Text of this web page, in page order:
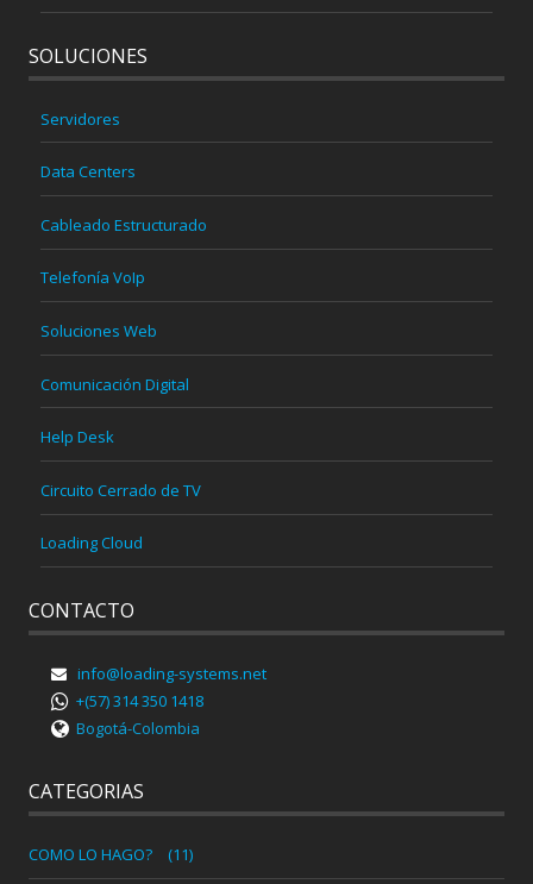
SOLUCIONES
Servidores
Data Centers
Cableado Estructurado
Telefonía VoIp
Soluciones Web
Comunicación Digital
Help Desk
Circuito Cerrado de TV
Loading Cloud
CONTACTO
info@loading-systems.net
+(57) 314 350 1418
Bogotá-Colombia
CATEGORIAS
COMO LO HAGO? (11)